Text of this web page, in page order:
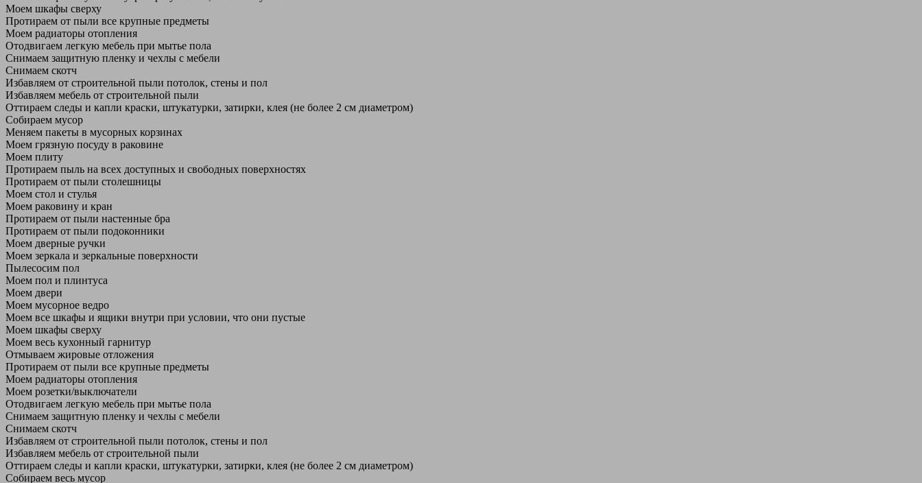
Моем шкафы сверху
Протираем от пыли все крупные предметы
Моем радиаторы отопления
Отодвигаем легкую мебель при мытье пола
Снимаем защитную пленку и чехлы с мебели
Снимаем скотч
Избавляем от строительной пыли потолок, стены и пол
Избавляем мебель от строительной пыли
Оттираем следы и капли краски, штукатурки, затирки, клея (не более 2 см диаметром)
Собираем мусор
Меняем пакеты в мусорных корзинах
Моем грязную посуду в раковине
Моем плиту
Протираем пыль на всех доступных и свободных поверхностях
Протираем от пыли столешницы
Моем стол и стулья
Моем раковину и кран
Протираем от пыли настенные бра
Протираем от пыли подоконники
Моем дверные ручки
Моем зеркала и зеркальные поверхности
Пылесосим пол
Моем пол и плинтуса
Моем двери
Моем мусорное ведро
Моем все шкафы и ящики внутри при условии, что они пустые
Моем шкафы сверху
Моем весь кухонный гарнитур
Отмываем жировые отложения
Протираем от пыли все крупные предметы
Моем радиаторы отопления
Моем розетки/выключатели
Отодвигаем легкую мебель при мытье пола
Снимаем защитную пленку и чехлы с мебели
Снимаем скотч
Избавляем от строительной пыли потолок, стены и пол
Избавляем мебель от строительной пыли
Оттираем следы и капли краски, штукатурки, затирки, клея (не более 2 см диаметром)
Собираем весь мусор